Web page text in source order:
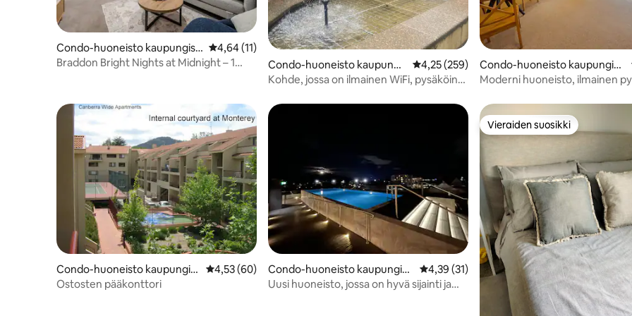
Condo-huoneisto kaupungiss
a Braddon
Keskimääräinen arvio 4,64/5, 11 arvostelua
4,64 (11)
Braddon Bright Nights at Midnight – 1
Condo-huoneisto kaupungis
sa Canberra
Keskimääräinen arvio 4,25/5, 259 arvostelua
4,25 (259)
Kohde, jossa on ilmainen WiFi, pysäköinti,
Condo-huoneisto kaupungiss
a Dickson
Moderni huoneisto, ilmainen
Condo-huoneisto kaupungiss
a Reid
Keskimääräinen arvio 4,53/5, 60 arvostelua
4,53 (60)
Ostosten pääkonttori
Condo-huoneisto kaupungiss
a Dickson
Keskimääräinen arvio 4,39/5, 31 arvostelua
4,39 (31)
Uusi huoneisto, jossa on hyvä sijainti ja
Vieraiden suosikki
Vieraiden suosikki